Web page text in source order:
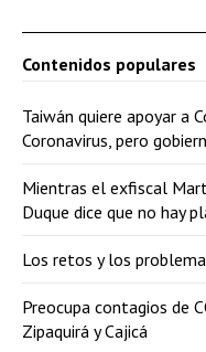
Contenidos populares
Taiwán quiere apoyar a
Coronavirus, pero
Mientras el exfiscal
Duque dice que no hay
Los retos y los
Preocupa contagios de
Zipaquirá y Cajicá